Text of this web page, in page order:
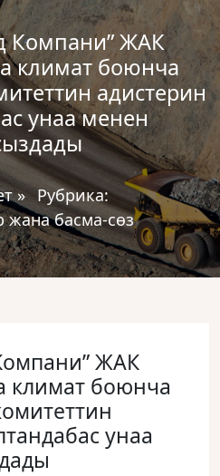
Компани” ЖАК
климат боюнча
адистерин
унаа менен
» Рубрика:
басма-сөз
ЖАК
климат боюнча
унаа